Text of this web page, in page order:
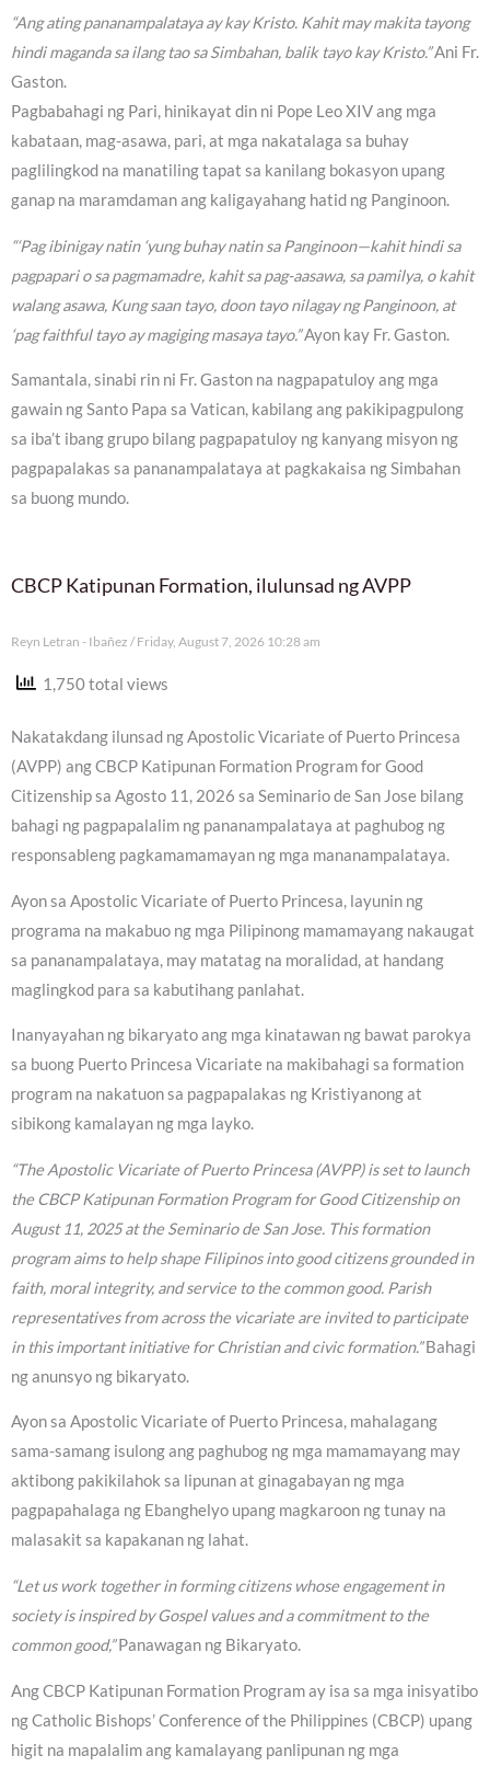
“Ang ating pananampalataya ay kay Kristo. Kahit may makita tayong
hindi maganda sa ilang tao sa Simbahan, balik tayo kay Kristo.”Ani Fr.
Gaston.
Pagbabahagi ng Pari, hinikayat din ni Pope Leo XIV ang mga
kabataan, mag-asawa, pari, at mga nakatalaga sa buhay
paglilingkod na manatiling tapat sa kanilang bokasyon upang
ganap na maramdaman ang kaligayahang hatid ng Panginoon.
“‘Pag ibinigay natin ‘yung buhay natin sa Panginoon—kahit hindi sa
pagpapari o sa pagmamadre, kahit sa pag-aasawa, sa pamilya, o kahit
walang asawa, Kung saan tayo, doon tayo nilagay ng Panginoon, at
‘pag faithful tayo ay magiging masaya tayo.”Ayon kay Fr. Gaston.
Samantala, sinabi rin ni Fr. Gaston na nagpapatuloy ang mga
gawain ng Santo Papa sa Vatican, kabilang ang pakikipagpulong
sa iba’t ibang grupo bilang pagpapatuloy ng kanyang misyon ng
pagpapalakas sa pananampalataya at pagkakaisa ng Simbahan
sa buong mundo.
CBCP Katipunan Formation, ilulunsad ng AVPP
Reyn Letran - Ibañez Friday, August 7, 2026 10:28 am
1,750 total views
Nakatakdang ilunsad ng Apostolic Vicariate of Puerto Princesa
(AVPP) ang CBCP Katipunan Formation Program for Good
Citizenship sa Agosto 11, 2026 sa Seminario de San Jose bilang
bahagi ng pagpapalalim ng pananampalataya at paghubog ng
responsableng pagkamamamayan ng mga mananampalataya.
Ayon sa Apostolic Vicariate of Puerto Princesa, layunin ng
programa na makabuo ng mga Pilipinong mamamayang nakaugat
sa pananampalataya, may matatag na moralidad, at handang
maglingkod para sa kabutihang panlahat.
Inanyayahan ng bikaryato ang mga kinatawan ng bawat parokya
sa buong Puerto Princesa Vicariate na makibahagi sa formation
program na nakatuon sa pagpapalakas ng Kristiyanong at
sibikong kamalayan ng mga layko.
“The Apostolic Vicariate of Puerto Princesa (AVPP) is set to launch
the CBCP Katipunan Formation Program for Good Citizenship on
August 11, 2025 at the Seminario de San Jose. This formation
program aims to help shape Filipinos into good citizens grounded in
faith, moral integrity, and service to the common good. Parish
representatives from across the vicariate are invited to participate
in this important initiative for Christian and civic formation.”Bahagi
ng anunsyo ng bikaryato.
Ayon sa Apostolic Vicariate of Puerto Princesa, mahalagang
sama-samang isulong ang paghubog ng mga mamamayang may
aktibong pakikilahok sa lipunan at ginagabayan ng mga
pagpapahalaga ng Ebanghelyo upang magkaroon ng tunay na
malasakit sa kapakanan ng lahat.
“Let us work together in forming citizens whose engagement in
society is inspired by Gospel values and a commitment to the
common good,”Panawagan ng Bikaryato.
Ang CBCP Katipunan Formation Program ay isa sa mga inisyatibo
ng Catholic Bishops’ Conference of the Philippines (CBCP) upang
higit na mapalalim ang kamalayang panlipunan ng mga